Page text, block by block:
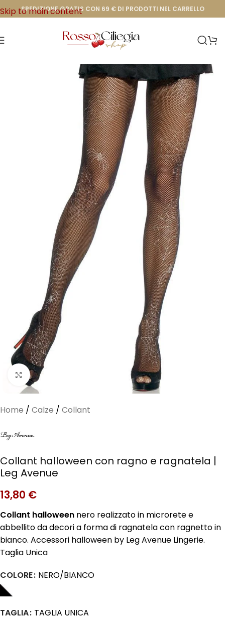
Skip to main content
SPEDIZIONE GRATIS CON 69 € DI PRODOTTI NEL CARRELLO
Clicca per ingrandire
Home / Calze / Collant
Collant halloween con ragno e ragnatela |
Leg Avenue
13,80 €
Collant halloween nero realizzato in microrete e
abbellito da decori a forma di ragnatela con ragnetto in
bianco. Accessori halloween by Leg Avenue Lingerie.
Taglia Unica
COLORE NERO/BIANCO
TAGLIA TAGLIA UNICA